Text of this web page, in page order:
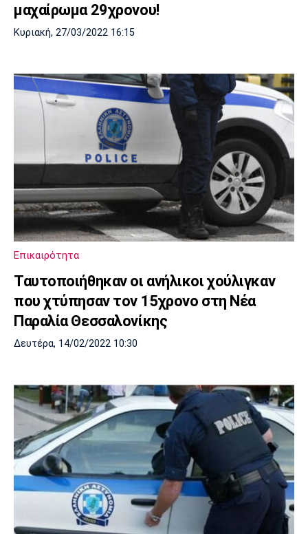
μαχαίρωμα 29χρονου!
Κυριακή, 27/03/2022 16:15
Επικαιρότητα
Ταυτοποιήθηκαν οι ανήλικοι χούλιγκαν
που χτύπησαν τον 15χρονο στη Νέα
Παραλία Θεσσαλονίκης
Δευτέρα, 14/02/2022 10:30